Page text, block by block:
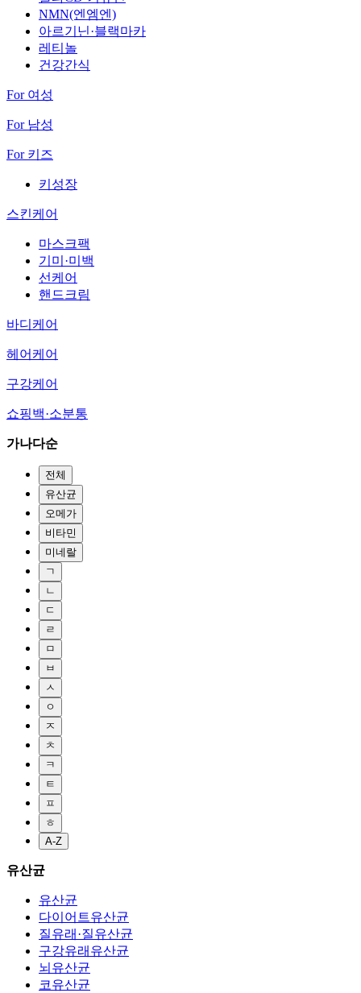
NMN(엔엠엔)
아르기닌·블랙마카
레티놀
건강간식
For 여성
For 남성
For 키즈
키성장
스킨케어
마스크팩
기미·미백
선케어
핸드크림
바디케어
헤어케어
구강케어
쇼핑백·소분통
가나다순
전체
유산균
오메가
비타민
미네랄
ㄱ
ㄴ
ㄷ
ㄹ
ㅁ
ㅂ
ㅅ
ㅇ
ㅈ
ㅊ
ㅋ
ㅌ
ㅍ
ㅎ
A-Z
유산균
유산균
다이어트유산균
질유래·질유산균
구강유래유산균
뇌유산균
코유산균